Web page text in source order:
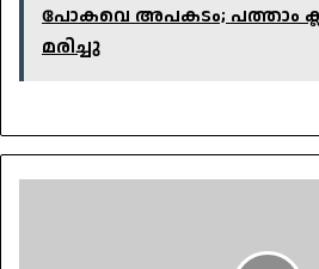
പോകവെ അപകടം; പത്താം
മരിച്ചു